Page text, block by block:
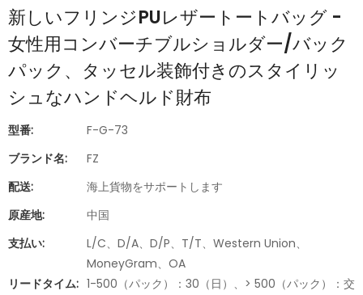
新しいフリンジPUレザートートバッグ -
女性用コンバーチブルショルダー/バック
パック、タッセル装飾付きのスタイリッ
シュなハンドヘルド財布
型番:
F-G-73
ブランド名:
FZ
配送:
海上貨物をサポートします
原産地:
中国
支払い:
L/C、D/A、D/P、T/T、Western Union、
MoneyGram、OA
リードタイム: 1-500（パック）：30（日）、> 500（パック）：交